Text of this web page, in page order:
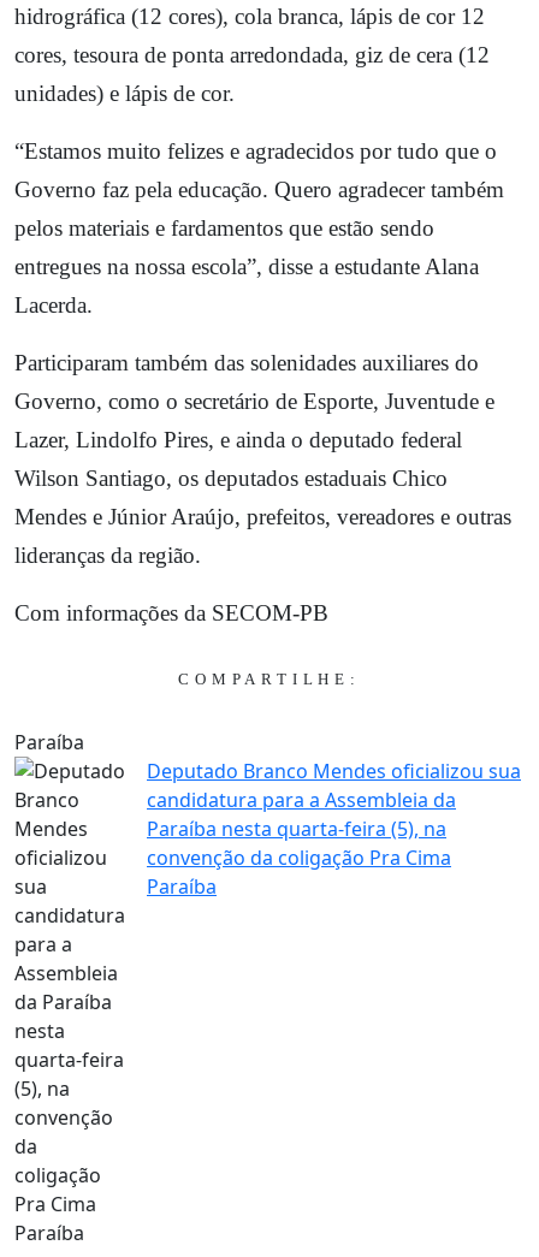
hidrográfica (12 cores), cola branca, lápis de cor 12
cores, tesoura de ponta arredondada, giz de cera (12
unidades) e lápis de cor.
“Estamos muito felizes e agradecidos por tudo que o
Governo faz pela educação. Quero agradecer também
pelos materiais e fardamentos que estão sendo
entregues na nossa escola”, disse a estudante Alana
Lacerda.
Participaram também das solenidades auxiliares do
Governo, como o secretário de Esporte, Juventude e
Lazer, Lindolfo Pires, e ainda o deputado federal
Wilson Santiago, os deputados estaduais Chico
Mendes e Júnior Araújo, prefeitos, vereadores e outras
lideranças da região.
Com informações da SECOM-PB
COMPARTILHE:
Paraíba
Deputado Branco Mendes oficializou sua
candidatura para a Assembleia da
Paraíba nesta quarta-feira (5), na
convenção da coligação Pra Cima
Paraíba